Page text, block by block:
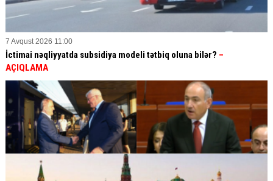
7 Avqust 2026 11:00
İctimai nəqliyyatda subsidiya modeli tətbiq oluna bilər? –
AÇIQLAMA